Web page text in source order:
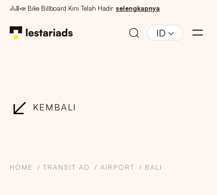
🚴🚦📣 Bike Billboard Kini Telah Hadir selengkapnya
ID
KEMBALI
HOME TRANSIT AD AIRPORT BALI